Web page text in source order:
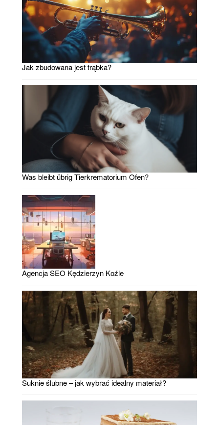
Jak zbudowana jest trąbka?
Was bleibt übrig Tierkrematorium Ofen?
Agencja SEO Kędzierzyn Koźle
Suknie ślubne – jak wybrać idealny materiał?